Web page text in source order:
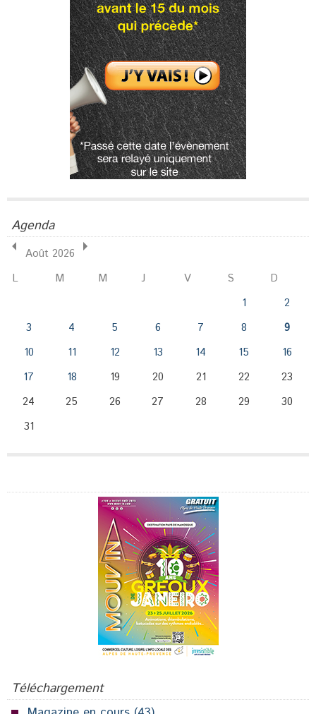
Agenda
Août 2026
L
M M J V S
D
1
2
3
4 5 6 7 8
9
10
11 12 13 14 15
16
17
18 19 20 21 22
23
24
25 26 27 28 29
30
31
Téléchargement